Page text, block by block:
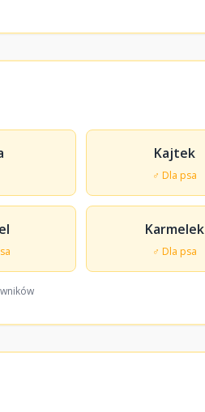
Kajtek
♂ Dla psa
Karmelek
♂ Dla psa